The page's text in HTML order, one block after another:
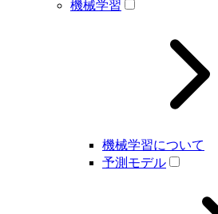
機械学習
機械学習について
予測モデル